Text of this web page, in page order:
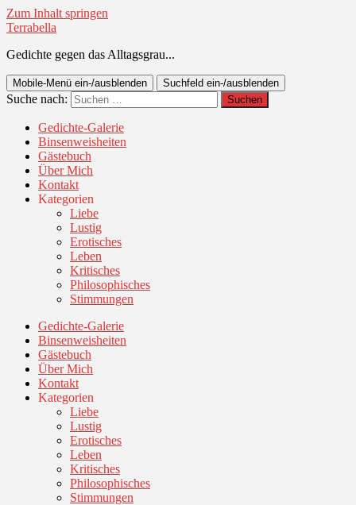
Zum Inhalt springen
Terrabella
Gedichte gegen das Alltagsgrau...
Mobile-Menü ein-/ausblenden Suchfeld ein-/ausblenden
Suche nach:
Gedichte-Galerie
Binsenweisheiten
Gästebuch
Über Mich
Kontakt
Kategorien
Liebe
Lustig
Erotisches
Leben
Kritisches
Philosophisches
Stimmungen
Gedichte-Galerie
Binsenweisheiten
Gästebuch
Über Mich
Kontakt
Kategorien
Liebe
Lustig
Erotisches
Leben
Kritisches
Philosophisches
Stimmungen